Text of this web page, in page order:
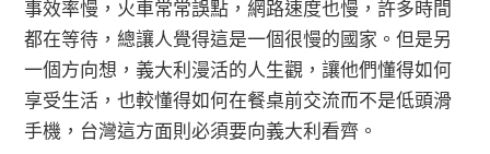
事效率慢，火車常常誤點，網路速度也慢，許多時間
都在等待，總讓人覺得這是一個很慢的國家。但是另
一個方向想，義大利漫活的人生觀，讓他們懂得如何
享受生活，也較懂得如何在餐桌前交流而不是低頭滑
手機，台灣這方面則必須要向義大利看齊。